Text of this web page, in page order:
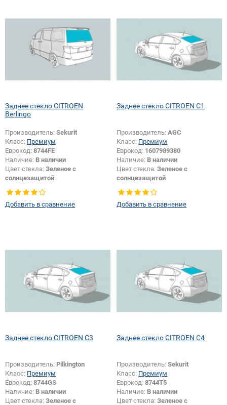
Заднее стекло CITROEN
Berlingo
Производитель: Sekurit
Класс: Премиум
Еврокод: 8744FE
Наличие: В наличии
Цвет стекла: Зеленое с
солнцезащитой
Тип стекла: Заднее стекло
Добавить в сравнение
Заднее стекло CITROEN C1
Производитель:AGC
Класс: Премиум
Еврокод: 1607989380
Наличие: В наличии
Цвет стекла:Зеленое с
солнцезащитой
Тип кузова:Хетчбек
Тип стекла:Заднее стекло
Добавить в сравнение
Заднее стекло CITROEN C3
Производитель: Pilkington
Класс: Премиум
Еврокод: 8744GS
Наличие: В наличии
Цвет стекла: Зеленое с
Заднее стекло CITROEN C4
Производитель:Sekurit
Класс: Премиум
Еврокод:8744T5
Наличие: В наличии
Цвет стекла:Зеленое с